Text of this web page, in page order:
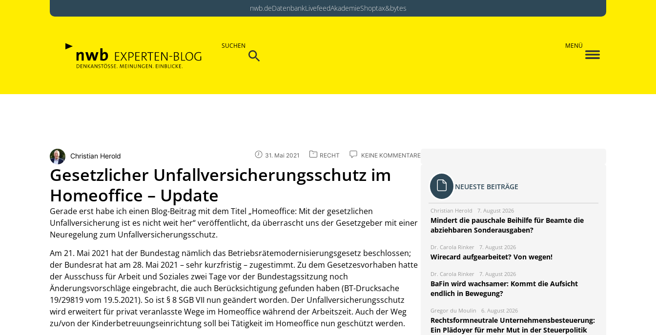
nwb.deDatenbankLivefeedAkademieShoptax&bytes
SUCHEN
Search
MENÜ
Christian Herold 31. Mai 2021 RECHT KEINE KOMMENTARE
Gesetzlicher Unfallversicherungsschutz im
Homeoffice – Update
Gerade erst habe ich einen Blog-Beitrag mit dem Titel „Homeoffice: Mit der gesetzlichen
Unfallversicherung ist es nicht weit her“ veröffentlicht, da überrascht uns der Gesetzgeber mit einer
Neuregelung zum Unfallversicherungsschutz.
Am 21. Mai 2021 hat der Bundestag nämlich das Betriebsrätemodernisierungsgesetz beschlossen;
der Bundesrat hat am 28. Mai 2021 – sehr kurzfristig – zugestimmt. Zu dem Gesetzesvorhaben hatte
der Ausschuss für Arbeit und Soziales zwei Tage vor der Bundestagssitzung noch
Änderungsvorschläge eingebracht, die auch Berücksichtigung gefunden haben (BT-Drucksache
19/29819 vom 19.5.2021). So ist § 8 SGB VII nun geändert worden. Der Unfallversicherungsschutz
wird erweitert für privat veranlasste Wege im Homeoffice während der Arbeitszeit. Auch der Weg
zu/von der Kinderbetreuungseinrichtung soll bei Tätigkeit im Homeoffice nun geschützt werden.
NEUESTE BEITRÄGE
Christian Herold 7. August 2026
Mindert die pauschale Beihilfe für Beamte die
abziehbaren Sonderausgaben?
Dr. Carola Rinker 7. August 2026
Wirecard aufgearbeitet? Von wegen!
Dr. Carola Rinker 7. August 2026
BaFin wird wachsamer: Kommt die Aufsicht
endlich in Bewegung?
Gregor du Moulin 6. August 2026
Rechtsformneutrale Unternehmensbesteuerung:
Ein Plädoyer für mehr Mut in der Steuerpolitik